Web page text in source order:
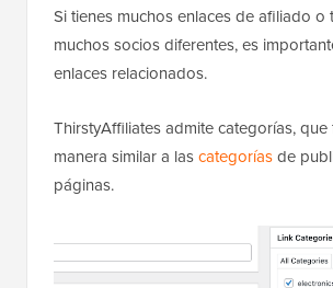
Si tienes muchos enlaces de afiliado o
muchos socios diferentes, es
enlaces relacionados.
ThirstyAffiliates admite categorías,
manera similar a lascategoríasde
páginas.